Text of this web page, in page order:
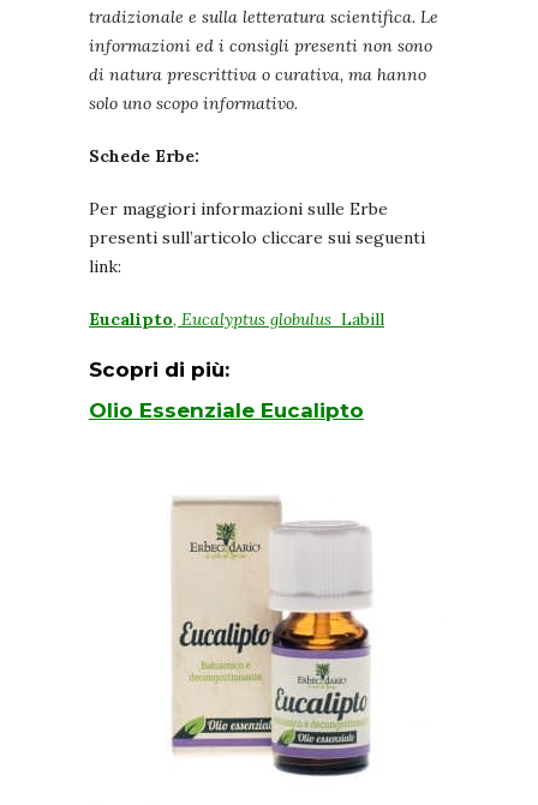
tradizionale e sulla letteratura scientifica. Le
informazioni ed i consigli presenti non sono
di natura prescrittiva o curativa, ma hanno
solo uno scopo informativo.
Schede Erbe:
Per maggiori informazioni sulle Erbe
presenti sull’articolo cliccare sui seguenti
link:
Eucalipto, Eucalyptus globulus Labill
Scopri di più:
Olio Essenziale Eucalipto